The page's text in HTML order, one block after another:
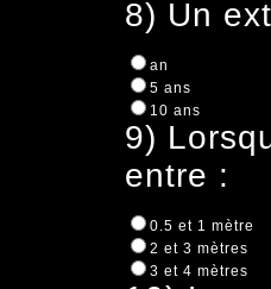
8) Un
an
5 ans
10 ans
9)
entre :
0.5 et 1 mètre
2 et 3 mètres
3 et 4 mètres